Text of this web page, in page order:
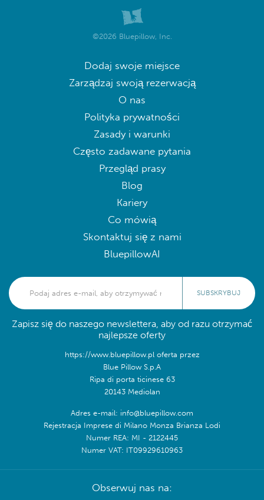
©2026 Bluepillow, Inc.
Dodaj swoje miejsce
Zarządzaj swoją rezerwacją
O nas
Polityka prywatności
Zasady i warunki
Często zadawane pytania
Przegląd prasy
Blog
Kariery
Co mówią
Skontaktuj się z nami
BluepillowAI
SUBSKRYBUJ
Zapisz się do naszego newslettera, aby od razu otrzymać
najlepsze oferty
https://www.bluepillow.pl oferta przez
Blue Pillow S.p.A
Ripa di porta ticinese 63
20143 Mediolan
Adres e-mail: info@bluepillow.com
Rejestracja Imprese di Milano Monza Brianza Lodi
Numer REA: MI - 2122445
Numer VAT: IT09929610963
Obserwuj nas na: